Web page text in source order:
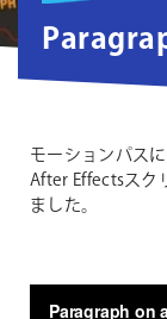
モーションパス
After Effectsスク
ました。